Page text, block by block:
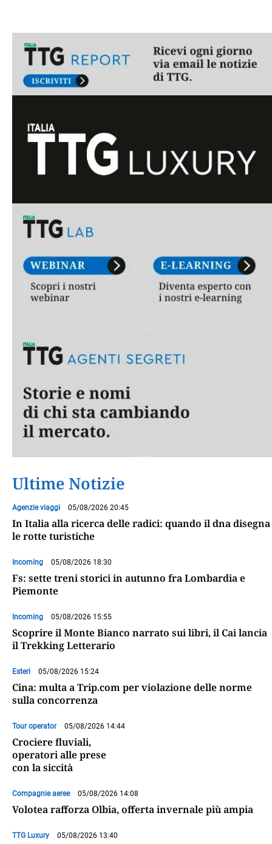
Ultime Notizie
Agenzie viaggi 05/08/2026 20:45
In Italia alla ricerca delle radici: quando il dna disegna
le rotte turistiche
Incoming 05/08/2026 18:30
Fs: sette treni storici in autunno fra Lombardia e
Piemonte
Incoming 05/08/2026 15:55
Scoprire il Monte Bianco narrato sui libri, il Cai lancia
il Trekking Letterario
Esteri 05/08/2026 15:24
Cina: multa a Trip.com per violazione delle norme
sulla concorrenza
Tour operator 05/08/2026 14:44
Crociere fluviali,
operatori alle prese
con la siccità
Compagnie aeree 05/08/2026 14:08
Volotea rafforza Olbia, offerta invernale più ampia
TTG Luxury 05/08/2026 13:40